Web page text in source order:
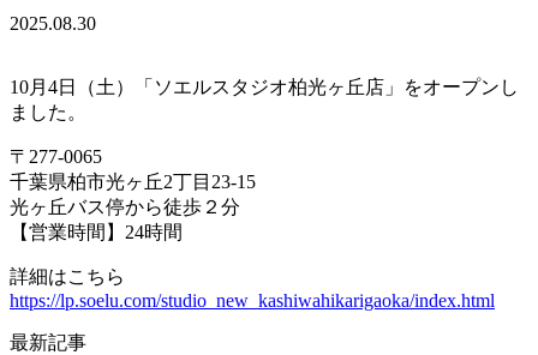
2025.08.30
10月4日（土）「ソエルスタジオ柏光ヶ丘店」をオープンし
ました。
〒277-0065
千葉県柏市光ヶ丘2丁目23-15
光ヶ丘バス停から徒歩２分
【営業時間】24時間
詳細はこちら
https://lp.soelu.com/studio_new_kashiwahikarigaoka/index.html
最新記事